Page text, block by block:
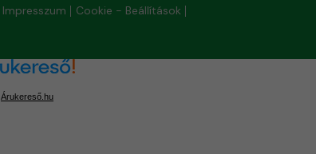
Impresszum Cookie - Beállítások
Árukereső.hu